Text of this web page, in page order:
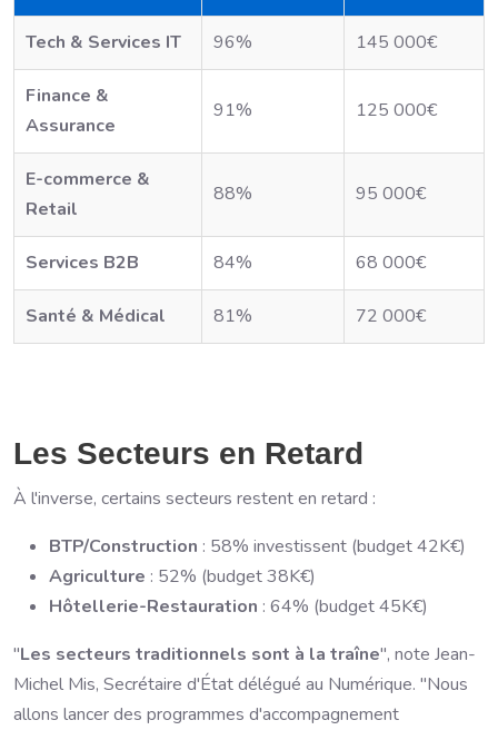
Tech & Services IT 96% 145 000€
Finance &
Assurance
91% 125 000€
E-commerce &
Retail
88% 95 000€
Services B2B 84% 68 000€
Santé & Médical 81% 72 000€
Les Secteurs en Retard
À l'inverse, certains secteurs restent en retard :
BTP/Construction : 58% investissent (budget 42K€)
Agriculture : 52% (budget 38K€)
Hôtellerie-Restauration : 64% (budget 45K€)
"Les secteurs traditionnels sont à la traîne", note Jean-
Michel Mis, Secrétaire d'État délégué au Numérique. "Nous
allons lancer des programmes d'accompagnement